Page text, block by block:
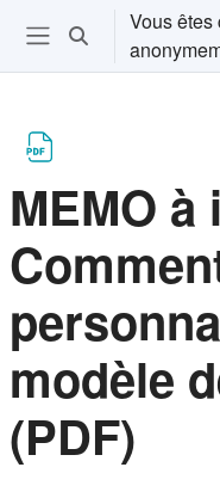
Passer au contenu
Ouvrir le menu de
Activer/désactiver
Vous êtes
MEMO
modèle
(PDF)